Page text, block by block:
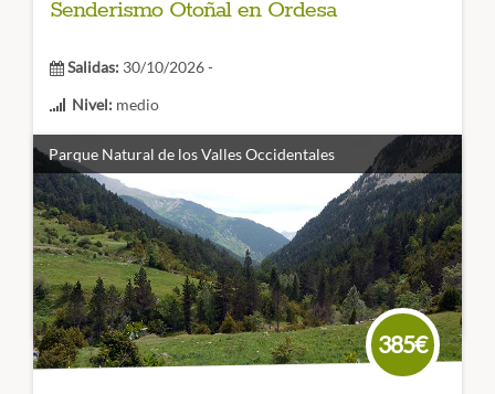
Senderismo Otoñal en Ordesa
Salidas: 30/10/2026 -
Nivel: medio
Un viaje de senderismo en Ordesa para disfrutar de este
maravillosoParque Nacional en el corazón de los
Pirineos. Ven a saborear el Otoño de una forma diferente:
Gastronomía, Naturaleza y Cultura.
CÓDIGO VIAJE: 016SES
Parque Natural de los Valles Occidentales
385€